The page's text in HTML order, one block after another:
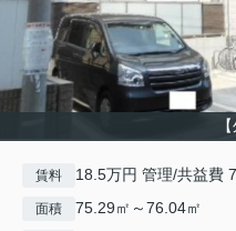
賃料 18.5万円 管理/共益費
面積 75.29㎡～76.04㎡